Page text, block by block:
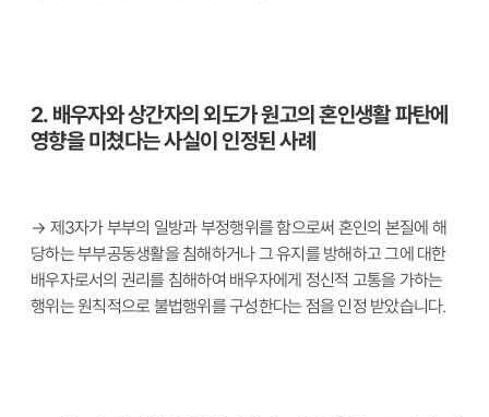
2. 배우자와 상간자의 외도가 원고의 혼인생활 파탄에
영향을 미쳤다는 사실이 인정된 사례
→ 제3자가 부부의 일방과 부정행위를 함으로써 혼인의 본질에 해
당하는 부부공동생활을 침해하거나 그 유지를 방해하고 그에 대한
배우자로서의 권리를 침해하여 배우자에게 정신적 고통을 가하는
행위는 원칙적으로 불법행위를 구성한다는 점을 인정 받았습니다.